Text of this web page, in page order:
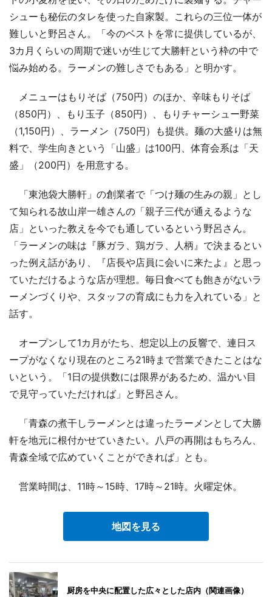
シューも秘伝のタレを使った自家製。これらの三位一体が
難しいと野呂さん。「今のベストを常に提供しているが、
3カ月くらいの周期で迷いが生じて大勝軒という枠の中で
悩み始める。ラーメンの難しさでもある」と明かす。
メニューはもりそば（750円）のほか、辛味もりそば
（850円）、もり玉子（850円）、もりチャーシュー野菜
（1,150円）、ラーメン（750円）も提供。麺の大盛りは無
料で、学生向きという「山盛」は100円、体育会系は「天
盛」（200円）を用意する。
「東池袋大勝軒」の創業者で「つけ麺の生みの親」とし
て知られる故山岸一雄さんの「親子三代が通えるような
店」といった教えを今でも通しているという野呂さん。
「ラーメンの味は『豚ガラ、鶏ガラ、人柄』で決まるとい
った例え話があり、『店長や店員に会いに来たよ』と思っ
ていただけるような店が理想。毎日食べても飽きがないラ
ーメンづくりや、スタッフの育成にも力を入れている」と
話す。
オープンして1カ月がたち、想定以上の反響で、連日ス
ープがなくなり現在のところ21時まで営業できたことはな
いという。「1日の提供数には限界があるため、温かい目
で見守っていただければ」と野呂さん。
「青森の煮干しラーメンとは違ったラーメンとして大勝
軒を地元に根付かせていきたい。八戸の再開はもちろん、
青森全域で広めていくことができれば」とも。
営業時間は、11時～15時、17時～21時。火曜定休。
地図を見る
厨房を中央に配置した広々とした店内（関連画像）